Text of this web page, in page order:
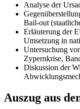
Analyse der
Bail-out
Erläuterung der
Umsetzung in
Untersuchung
Zypernkrise,
Diskussion der
Auszug aus